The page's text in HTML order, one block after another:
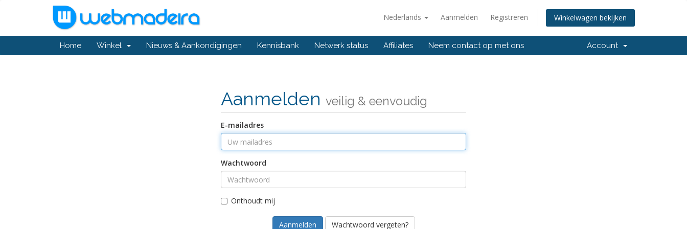
Nederlands Aanmelden Registreren Winkelwagen bekijken
Home Winkel Nieuws & Aankondigingen Kennisbank Netwerk status Affiliates Neem contact op met ons Account
Aanmelden veilig & eenvoudig
E-mailadres
Wachtwoord
Onthoudt mij
Wachtwoord vergeten?